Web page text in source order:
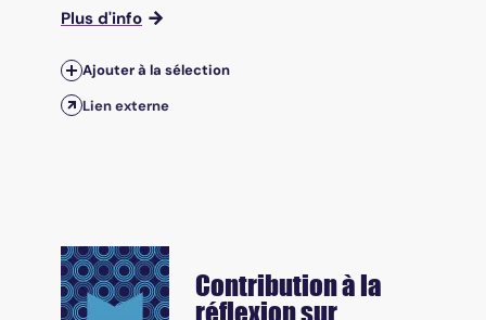
Plus d'info
Ajouter à la sélection
Lien externe
Contribution à la
réflexion sur